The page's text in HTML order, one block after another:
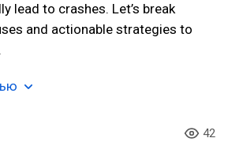
lead to crashes. Let’s break
and actionable strategies to
42